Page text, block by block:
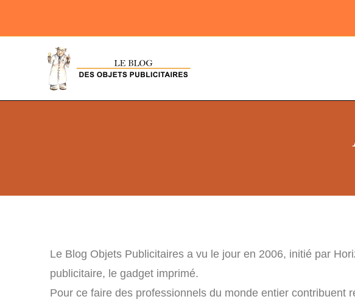
Le Blog Objets Publicitaires a vu le jour en 2006, initié par
publicitaire, le gadget imprimé.
Pour ce faire des professionnels du monde entier